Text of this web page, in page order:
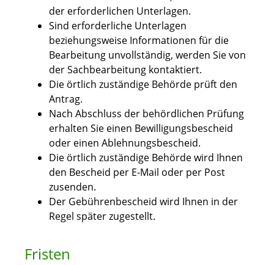
der erforderlichen Unterlagen.
Sind erforderliche Unterlagen
beziehungsweise Informationen für die
Bearbeitung unvollständig, werden Sie von
der Sachbearbeitung kontaktiert.
Die örtlich zuständige Behörde prüft den
Antrag.
Nach Abschluss der behördlichen Prüfung
erhalten Sie einen Bewilligungsbescheid
oder einen Ablehnungsbescheid.
Die örtlich zuständige Behörde wird Ihnen
den Bescheid per E-Mail oder per Post
zusenden.
Der Gebührenbescheid wird Ihnen in der
Regel später zugestellt.
Fristen